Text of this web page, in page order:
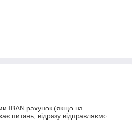
IBAN рахунок (якщо на
питань, відразу відправляємо